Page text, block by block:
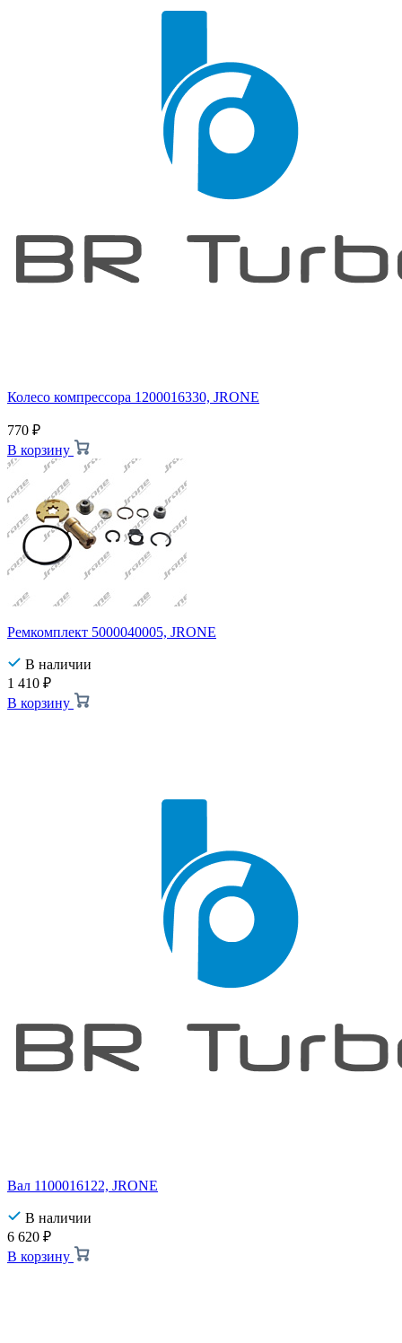
Колесо компрессора 1200016330, JRONE
770 ₽
В корзину
Ремкомплект 5000040005, JRONE
В наличии
1 410 ₽
В корзину
Вал 1100016122, JRONE
В наличии
6 620 ₽
В корзину